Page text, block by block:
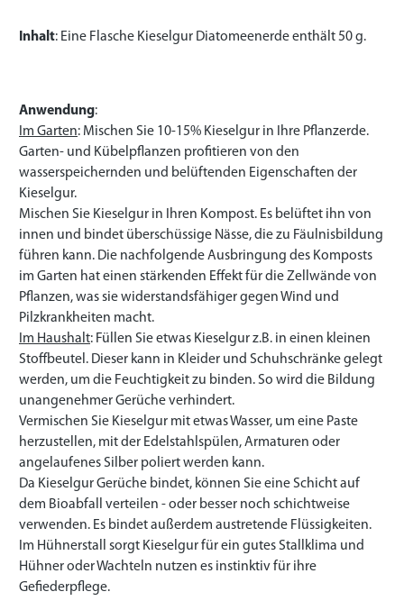
Inhalt: Eine Flasche Kieselgur Diatomeenerde enthält 50 g.
Anwendung:
Im Garten: Mischen Sie 10-15% Kieselgur in Ihre Pflanzerde.
Garten- und Kübelpflanzen profitieren von den
wasserspeichernden und belüftenden Eigenschaften der
Kieselgur.
Mischen Sie Kieselgur in Ihren Kompost. Es belüftet ihn von
innen und bindet überschüssige Nässe, die zu Fäulnisbildung
führen kann. Die nachfolgende Ausbringung des Komposts
im Garten hat einen stärkenden Effekt für die Zellwände von
Pflanzen, was sie widerstandsfähiger gegen Wind und
Pilzkrankheiten macht.
Im Haushalt: Füllen Sie etwas Kieselgur z.B. in einen kleinen
Stoffbeutel. Dieser kann in Kleider und Schuhschränke gelegt
werden, um die Feuchtigkeit zu binden. So wird die Bildung
unangenehmer Gerüche verhindert.
Vermischen Sie Kieselgur mit etwas Wasser, um eine Paste
herzustellen, mit der Edelstahlspülen, Armaturen oder
angelaufenes Silber poliert werden kann.
Da Kieselgur Gerüche bindet, können Sie eine Schicht auf
dem Bioabfall verteilen - oder besser noch schichtweise
verwenden. Es bindet außerdem austretende Flüssigkeiten.
Im Hühnerstall sorgt Kieselgur für ein gutes Stallklima und
Hühner oder Wachteln nutzen es instinktiv für ihre
Gefiederpflege.